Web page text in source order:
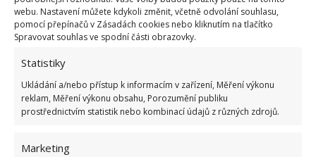
webu. Nastavení můžete kdykoli změnit, včetně odvolání souhlasu,
pomocí přepínačů v Zásadách cookies nebo kliknutím na tlačítko
Spravovat souhlas ve spodní části obrazovky.
Statistiky
Ukládání a/nebo přístup k informacím v zařízení, Měření výkonu
reklam, Měření výkonu obsahu, Porozumění publiku
prostřednictvím statistik nebo kombinací údajů z různých zdrojů.
Marketing
bodů
6.5.2026
ŽHAVÉ NOVINKY